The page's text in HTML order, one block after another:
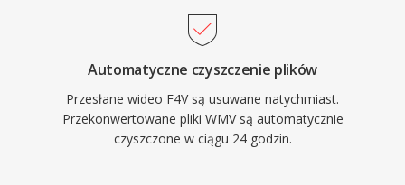
ekosystemem Windows Media.
Automatyczne czyszczenie plików
Przesłane wideo F4V są usuwane natychmiast.
Przekonwertowane pliki WMV są automatycznie
czyszczone w ciągu 24 godzin.